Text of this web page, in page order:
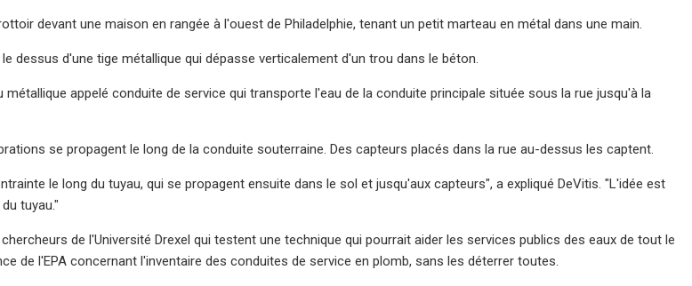
devant une maison en rangée à l'ouest de Philadelphie, tenant un petit marteau en métal dans une main.
dessus d'une tige métallique qui dépasse verticalement d'un trou dans le béton.
appelé conduite de service qui transporte l'eau de la conduite principale située sous la rue jusqu'à la
se propagent le long de la conduite souterraine. Des capteurs placés dans la rue au-dessus les captent.
le long du tuyau, qui se propagent ensuite dans le sol et jusqu'aux capteurs", a expliqué DeVitis. "L'idée est
tuyau."
de l'Université Drexel qui testent une technique qui pourrait aider les services publics des eaux de tout le
de l'EPA concernant l'inventaire des conduites de service en plomb, sans les déterrer toutes.